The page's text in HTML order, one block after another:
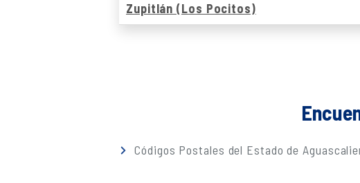
Zupitlán (Los Pocitos)
Códigos Postales del Estado de